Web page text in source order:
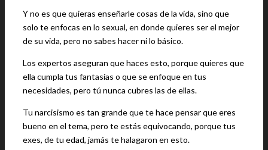
Y no es que quieras enseñarle cosas de la vida, sino que
solo te enfocas en lo sexual, en donde quieres ser el mejor
de su vida, pero no sabes hacer ni lo básico.
Los expertos aseguran que haces esto, porque quieres que
ella cumpla tus fantasías o que se enfoque en tus
necesidades, pero tú nunca cubres las de ellas.
Tu narcisismo es tan grande que te hace pensar que eres
bueno en el tema, pero te estás equivocando, porque tus
exes, de tu edad, jamás te halagaron en esto.